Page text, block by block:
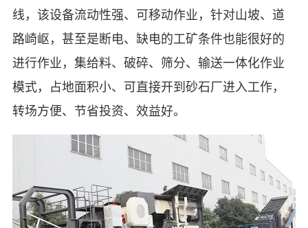
线，该设备流动性强、可移动作业，针对山坡、道
路崎岖，甚至是断电、缺电的工矿条件也能很好的
进行作业，集给料、破碎、筛分、输送一体化作业
模式，占地面积小、可直接开到砂石厂进入工作，
转场方便、节省投资、效益好。